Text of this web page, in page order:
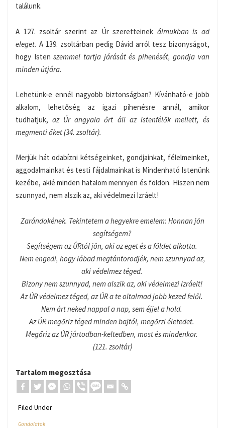
találunk.
A 127. zsoltár szerint az Úr szeretteinek álmukban is ad
eleget. A 139. zsoltárban pedig Dávid arról tesz bizonyságot,
hogy Istenszemmel tartja járását és pihenését, gondja van
minden útjára.
Lehetünk-e ennél nagyobb biztonságban? Kívánható-e jobb
alkalom, lehetőség az igazi pihenésre annál, amikor
tudhatjuk,az Úr angyala őrt áll az istenfélők mellett, és
megmenti őket (34. zsoltár).
Merjük hát odabízni kétségeinket, gondjainkat, félelmeinket,
aggodalmainkat és testi fájdalmainkat is Mindenható Istenünk
kezébe, akié minden hatalom mennyen és földön. Hiszen nem
szunnyad, nem alszik az, aki védelmezi Izráelt!
Zarándokének. Tekintetem a hegyekre emelem: Honnan jön
segítségem?
Segítségem az ÚRtól jön, aki az eget és a földet alkotta.
Nem engedi, hogy lábad megtántorodjék, nem szunnyad az,
aki védelmez téged.
Bizony nem szunnyad, nem alszik az, aki védelmezi Izráelt!
Az ÚR védelmez téged, az ÚR a te oltalmad jobb kezed felől.
Nem árt neked nappal a nap, sem éjjel a hold.
Az ÚR megőriz téged minden bajtól, megőrzi életedet.
Megőriz az ÚR jártodban-keltedben, most és mindenkor.
(121. zsoltár)
Tartalom megosztása
Filed Under
Gondolatok